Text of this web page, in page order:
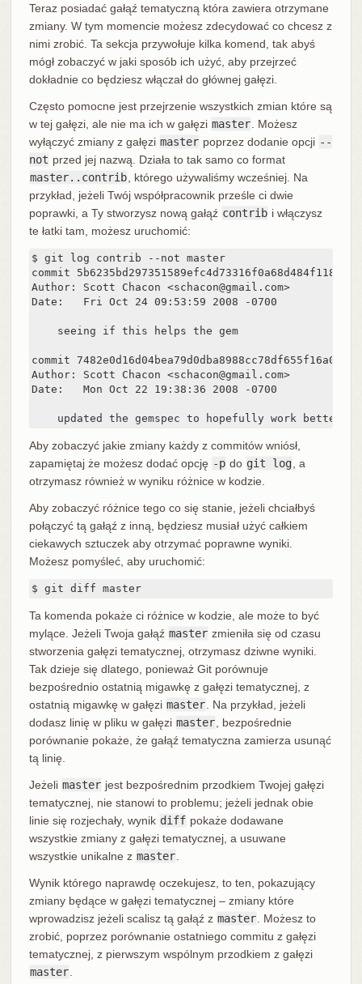
Teraz posiadać gałąź tematyczną która zawiera otrzymane
zmiany. W tym momencie możesz zdecydować co chcesz z
nimi zrobić. Ta sekcja przywołuje kilka komend, tak abyś
mógł zobaczyć w jaki sposób ich użyć, aby przejrzeć
dokładnie co będziesz włączał do głównej gałęzi.
Często pomocne jest przejrzenie wszystkich zmian które są
w tej gałęzi, ale nie ma ich w gałęzi master . Możesz
wyłączyć zmiany z gałęzi master poprzez dodanie opcji --
not przed jej nazwą. Działa to tak samo co format
master..contrib , którego używaliśmy wcześniej. Na
przykład, jeżeli Twój współpracownik prześle ci dwie
poprawki, a Ty stworzysz nową gałąź contrib i włączysz
te łatki tam, możesz uruchomić:
$ git log contrib --not master
commit 5b6235bd297351589efc4d73316f0a68d484f118
Author: Scott Chacon <schacon@gmail.com>
Date:   Fri Oct 24 09:53:59 2008 -0700
    seeing if this helps the gem
commit 7482e0d16d04bea79d0dba8988cc78df655f16a0
Author: Scott Chacon <schacon@gmail.com>
Date:   Mon Oct 22 19:38:36 2008 -0700
    updated the gemspec to hopefully work better
Aby zobaczyć jakie zmiany każdy z commitów wniósł,
zapamiętaj że możesz dodać opcję -p do git log , a
otrzymasz również w wyniku różnice w kodzie.
Aby zobaczyć różnice tego co się stanie, jeżeli chciałbyś
połączyć tą gałąź z inną, będziesz musiał użyć całkiem
ciekawych sztuczek aby otrzymać poprawne wyniki.
Możesz pomyśleć, aby uruchomić:
$ git diff master
Ta komenda pokaże ci różnice w kodzie, ale może to być
mylące. Jeżeli Twoja gałąź master zmieniła się od czasu
stworzenia gałęzi tematycznej, otrzymasz dziwne wyniki.
Tak dzieje się dlatego, ponieważ Git porównuje
bezpośrednio ostatnią migawkę z gałęzi tematycznej, z
ostatnią migawkę w gałęzi master . Na przykład, jeżeli
dodasz linię w pliku w gałęzi master , bezpośrednie
porównanie pokaże, że gałąź tematyczna zamierza usunąć
tą linię.
Jeżeli master jest bezpośrednim przodkiem Twojej gałęzi
tematycznej, nie stanowi to problemu; jeżeli jednak obie
linie się rozjechały, wynik diff pokaże dodawane
wszystkie zmiany z gałęzi tematycznej, a usuwane
wszystkie unikalne z master
Wynik którego naprawdę oczekujesz, to ten, pokazujący
zmiany będące w gałęzi tematycznej – zmiany które
wprowadzisz jeżeli scalisz tą gałąź z master . Możesz to
zrobić, poprzez porównanie ostatniego commitu z gałęzi
tematycznej, z pierwszym wspólnym przodkiem z gałęzi
master